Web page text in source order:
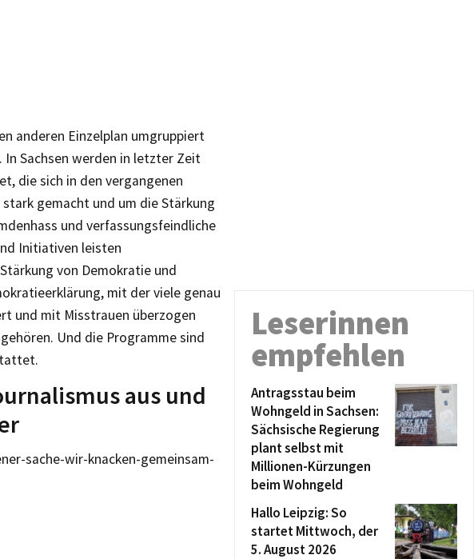
anderen Einzelplan umgruppiert
In Sachsen werden in letzter Zeit
die sich in den vergangenen
gemacht und um die Stärkung
und verfassungsfeindliche
Initiativen leisten
von Demokratie und
mit der viele genau
und mit Misstrauen überzogen
Und die Programme sind
aus und
sache-wir-knacken-gemeinsam-
Leserinnen
empfehlen
Antragsstau beim
Wohngeld in Sachsen:
Sächsische Regierung
plant selbst mit
Millionen-Kürzungen
beim Wohngeld
Hallo Leipzig: So
startet Mittwoch, der
5. August 2026